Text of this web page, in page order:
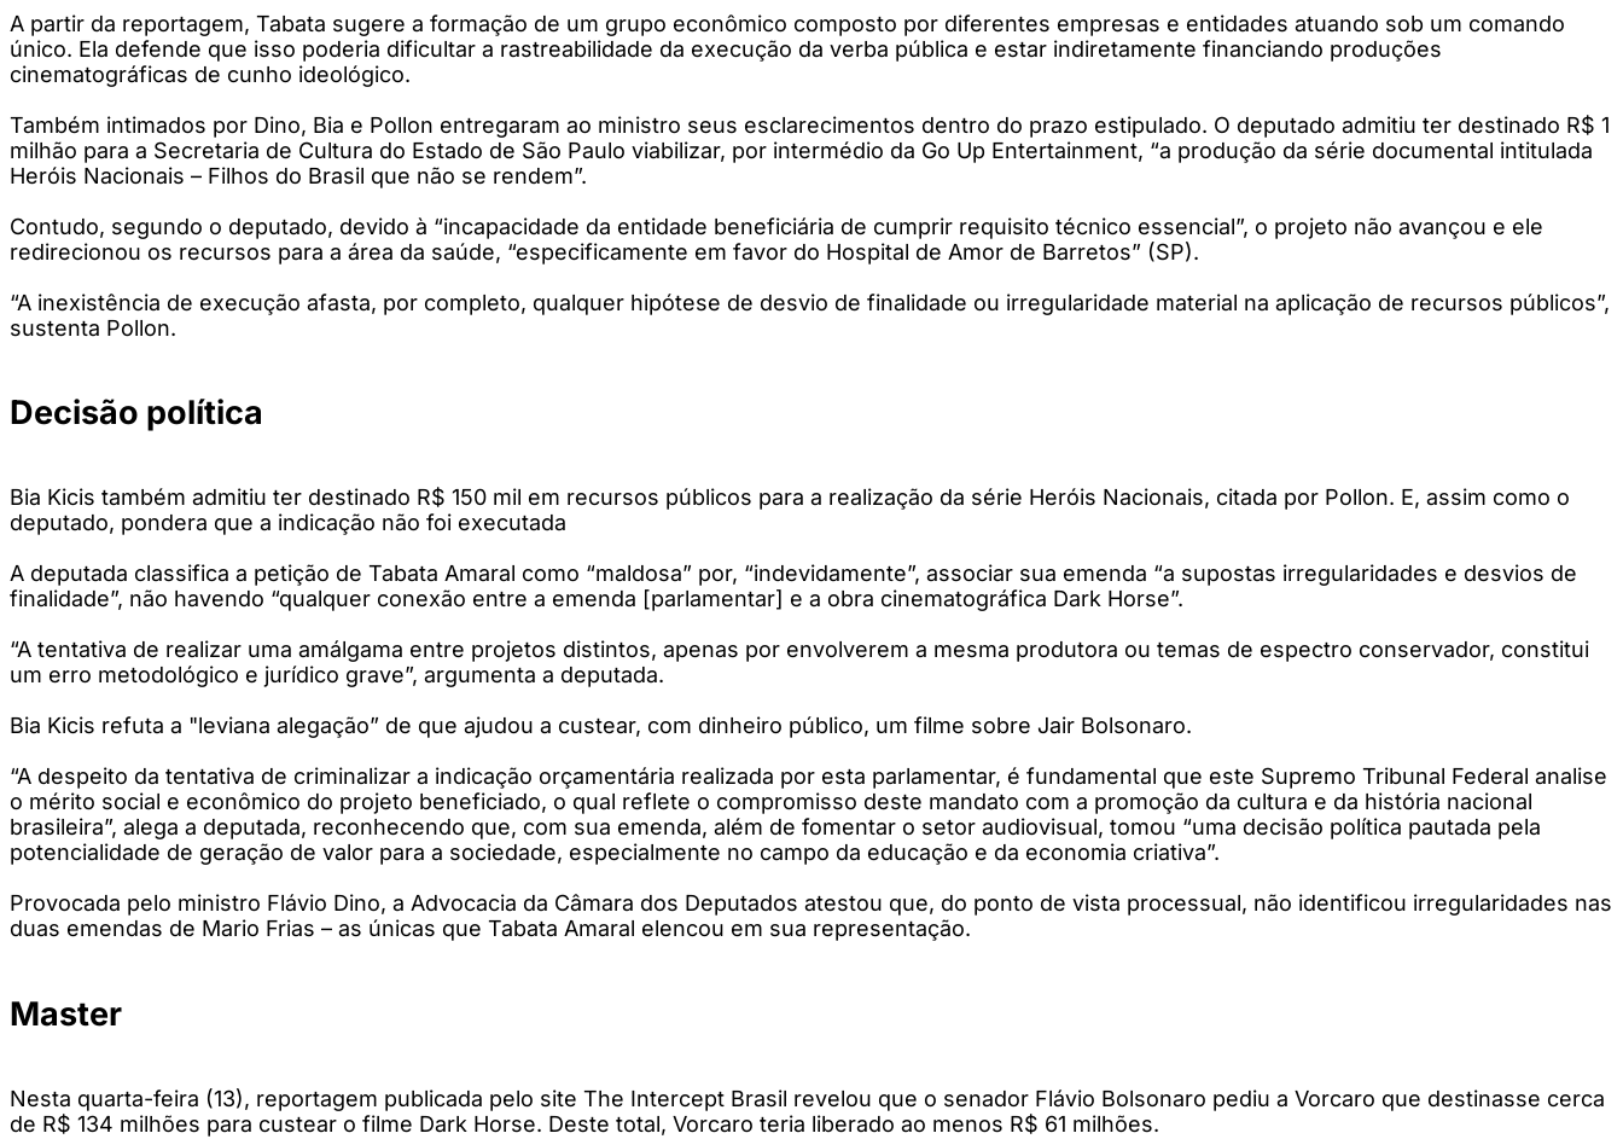
A partir da reportagem, Tabata sugere a formação de um grupo econômico composto por diferentes empresas e entidades atuando sob um comando
único. Ela defende que isso poderia dificultar a rastreabilidade da execução da verba pública e estar indiretamente financiando produções
cinematográficas de cunho ideológico.
Também intimados por Dino, Bia e Pollon entregaram ao ministro seus esclarecimentos dentro do prazo estipulado. O deputado admitiu ter destinado R$ 1
milhão para a Secretaria de Cultura do Estado de São Paulo viabilizar, por intermédio da Go Up Entertainment, “a produção da série documental intitulada
Heróis Nacionais – Filhos do Brasil que não se rendem”.
Contudo, segundo o deputado, devido à “incapacidade da entidade beneficiária de cumprir requisito técnico essencial”, o projeto não avançou e ele
redirecionou os recursos para a área da saúde, “especificamente em favor do Hospital de Amor de Barretos” (SP).
“A inexistência de execução afasta, por completo, qualquer hipótese de desvio de finalidade ou irregularidade material na aplicação de recursos públicos”,
sustenta Pollon.
Decisão política
Bia Kicis também admitiu ter destinado R$ 150 mil em recursos públicos para a realização da série Heróis Nacionais, citada por Pollon. E, assim como o
deputado, pondera que a indicação não foi executada
A deputada classifica a petição de Tabata Amaral como “maldosa” por, “indevidamente”, associar sua emenda “a supostas irregularidades e desvios de
finalidade”, não havendo “qualquer conexão entre a emenda [parlamentar] e a obra cinematográfica Dark Horse”.
“A tentativa de realizar uma amálgama entre projetos distintos, apenas por envolverem a mesma produtora ou temas de espectro conservador, constitui
um erro metodológico e jurídico grave”, argumenta a deputada.
Bia Kicis refuta a "leviana alegação” de que ajudou a custear, com dinheiro público, um filme sobre Jair Bolsonaro.
“A despeito da tentativa de criminalizar a indicação orçamentária realizada por esta parlamentar, é fundamental que este Supremo Tribunal Federal analise
o mérito social e econômico do projeto beneficiado, o qual reflete o compromisso deste mandato com a promoção da cultura e da história nacional
brasileira”, alega a deputada, reconhecendo que, com sua emenda, além de fomentar o setor audiovisual, tomou “uma decisão política pautada pela
potencialidade de geração de valor para a sociedade, especialmente no campo da educação e da economia criativa”.
Provocada pelo ministro Flávio Dino, a Advocacia da Câmara dos Deputados atestou que, do ponto de vista processual, não identificou irregularidades nas
duas emendas de Mario Frias – as únicas que Tabata Amaral elencou em sua representação.
Master
Nesta quarta-feira (13), reportagem publicada pelo site The Intercept Brasil revelou que o senador Flávio Bolsonaro pediu a Vorcaro que destinasse cerca
de R$ 134 milhões para custear o filme Dark Horse. Deste total, Vorcaro teria liberado ao menos R$ 61 milhões.